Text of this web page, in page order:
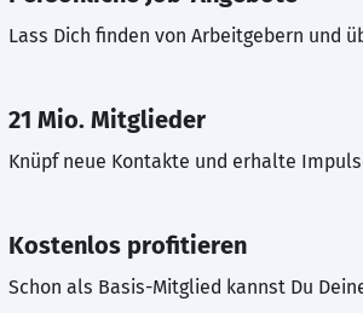
Lass Dich finden von Arbeitgebern und
21 Mio. Mitglieder
Knüpf neue Kontakte und erhalte
Kostenlos profitieren
Schon als Basis-Mitglied kannst Du